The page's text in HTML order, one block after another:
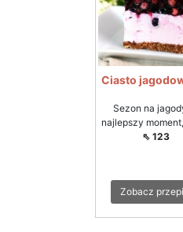
Ciasto
Sezon na
najlepszy
⇖ 123
Zobacz